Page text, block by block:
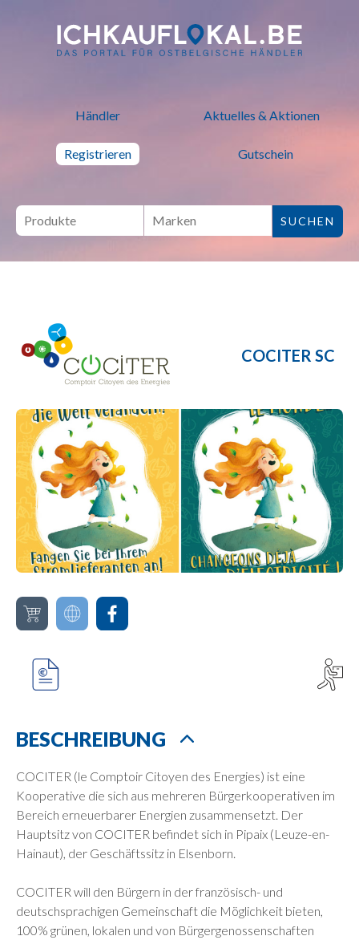
ich kauf lokal - Bei lokalen
Händler Aktuelles & Aktionen
Registrieren Gutschein
COCITER SC
BESCHREIBUNG
COCITER (le Comptoir Citoyen des Energies) ist eine
Kooperative die sich aus mehreren Bürgerkooperativen im
Bereich erneuerbarer Energien zusammensetzt. Der
Hauptsitz von COCITER befindet sich in Pipaix (Leuze-en-
Hainaut), der Geschäftssitz in Elsenborn.
COCITER will den Bürgern in der französisch- und
deutschsprachigen Gemeinschaft die Möglichkeit bieten,
100% grünen, lokalen und von Bürgergenossenschaften